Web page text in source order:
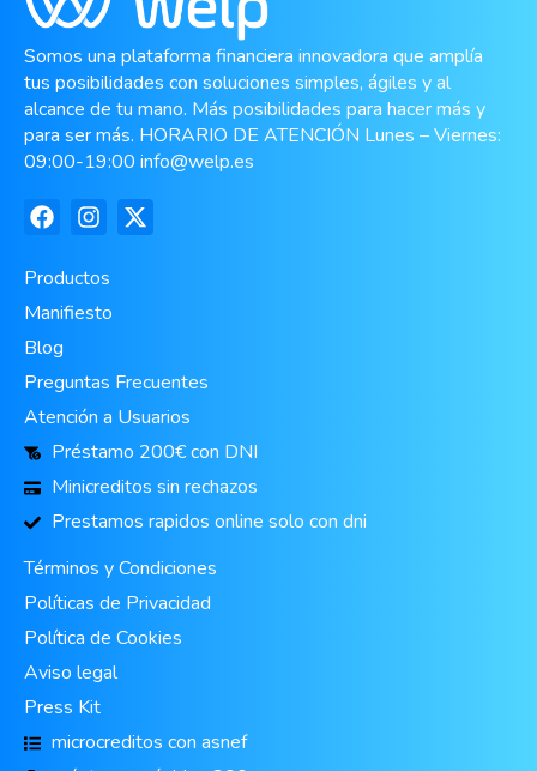
Somos una plataforma financiera innovadora que amplía
tus posibilidades con soluciones simples, ágiles y al
alcance de tu mano. Más posibilidades para hacer más y
para ser más. HORARIO DE ATENCIÓN Lunes – Viernes:
09:00-19:00 info@welp.es
Productos
Manifiesto
Blog
Preguntas Frecuentes
Atención a Usuarios
Préstamo 200€ con DNI
Minicreditos sin rechazos
Prestamos rapidos online solo con dni
Términos y Condiciones
Políticas de Privacidad
Política de Cookies
Aviso legal
Press Kit
microcreditos con asnef